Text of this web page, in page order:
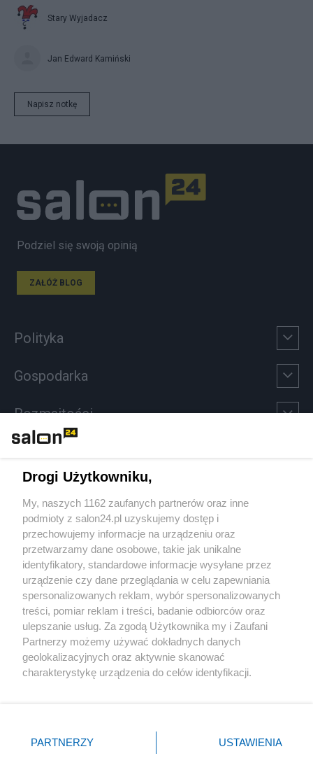
Stary Wyjadacz
Jan Edward Kamiński
Napisz notkę
Podziel się swoją opinią
ZAŁÓŻ BLOG
Polityka
Gospodarka
Rozmaitości
Sport
Społeczeństwo
Kultura
X Facebook Instagram Youtube
Drogi Użytkowniku,
My, naszych 1162 zaufanych partnerów oraz inne
podmioty z salon24.pl uzyskujemy dostęp i
przechowujemy informacje na urządzeniu oraz
przetwarzamy dane osobowe, takie jak unikalne
identyfikatory, standardowe informacje wysyłane przez
urządzenie czy dane przeglądania w celu zapewniania
spersonalizowanych reklam, wybór spersonalizowanych
treści, pomiar reklam i treści, badanie odbiorców oraz
ulepszanie usług. Za zgodą Użytkownika my i Zaufani
Partnerzy możemy używać dokładnych danych
geolokalizacyjnych oraz aktywnie skanować
charakterystykę urządzenia do celów identyfikacji.
zmienić/wycofać klikając przycisk ustawień prywatności
znajdujący się w lewym dolnym rogu strony
PARTNERZY USTAWIENIA